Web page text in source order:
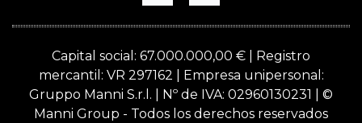
Capital social: 67.000.000,00 € | Registro
mercantil: VR 297162 | Empresa unipersonal:
Gruppo Manni S.r.l. | Nº de IVA: 02960130231 | ©
Manni Group - Todos los derechos reservados